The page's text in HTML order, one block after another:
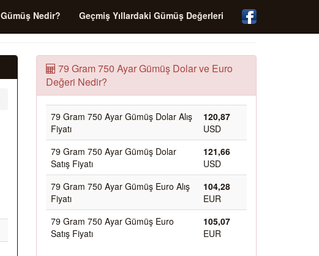
Gümüş Nedir? Geçmiş Yıllardaki Gümüş Değerleri
79 Gram 750 Ayar Gümüş Dolar ve Euro
Değeri Nedir?
79 Gram 750 Ayar Gümüş Dolar Alış
Fiyatı
120,87
USD
79 Gram 750 Ayar Gümüş Dolar
Satış Fiyatı
121,66
USD
79 Gram 750 Ayar Gümüş Euro Alış
Fiyatı
104,28
EUR
79 Gram 750 Ayar Gümüş Euro
Satış Fiyatı
105,07
EUR